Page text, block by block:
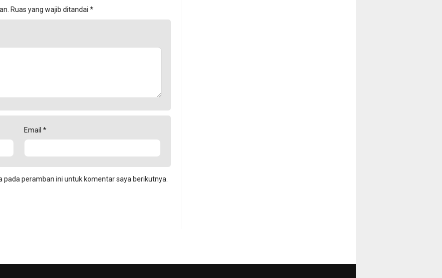
Ruas yang wajib ditandai *
Email *
pada peramban ini untuk komentar saya berikutnya.